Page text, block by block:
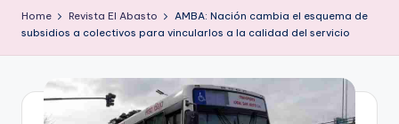
ia
ri
C
Home Revista El Abasto
AMBA: Nación cambia el esquema de
subsidios a colectivos para vincularlos a la calidad del servicio